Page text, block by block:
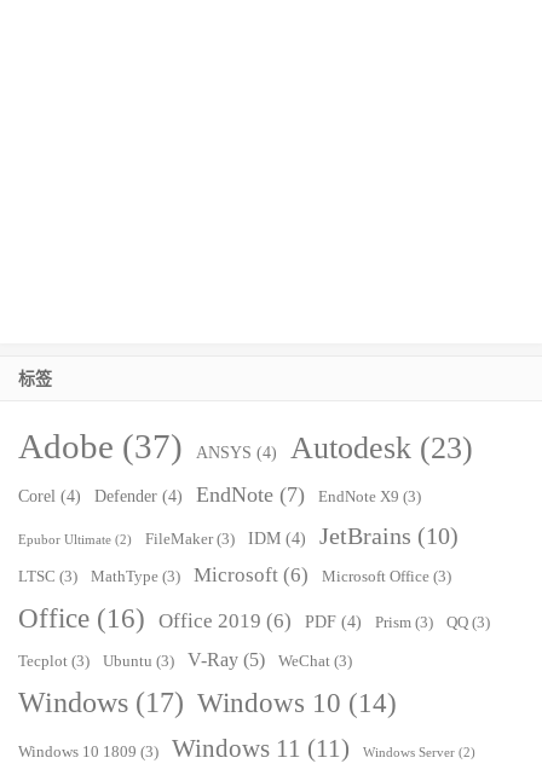
标签
Adobe (37) ANSYS (4) Autodesk (23)
Corel (4) Defender (4) EndNote (7) EndNote X9 (3)
Epubor Ultimate (2) FileMaker(3) IDM (4) JetBrains (10)
LTSC (3) MathType (3) Microsoft (6) Microsoft Office (3)
Office (16) Office 2019 (6) PDF (4) Prism (3) QQ (3)
Tecplot (3) Ubuntu (3) V-Ray (5) WeChat (3)
Windows (17) Windows 10 (14)
Windows 10 1809 (3) Windows 11 (11) Windows Server (2)